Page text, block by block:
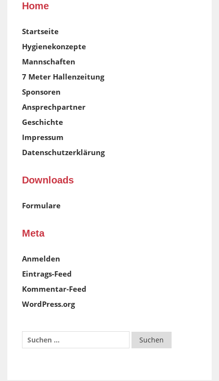
Home
Startseite
Hygienekonzepte
Mannschaften
7 Meter Hallenzeitung
Sponsoren
Ansprechpartner
Geschichte
Impressum
Datenschutzerklärung
Downloads
Formulare
Meta
Anmelden
Eintrags-Feed
Kommentar-Feed
WordPress.org